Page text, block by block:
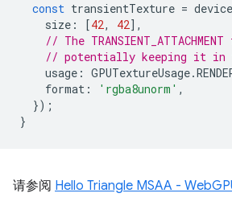
const transientTexture = device
size : [42, 42],
// The
// potentially keeping it in
usage : GPUTextureUsage.
format : 'rgba8unorm' ,
});
}
请参阅 Hello Triangle MSAA -